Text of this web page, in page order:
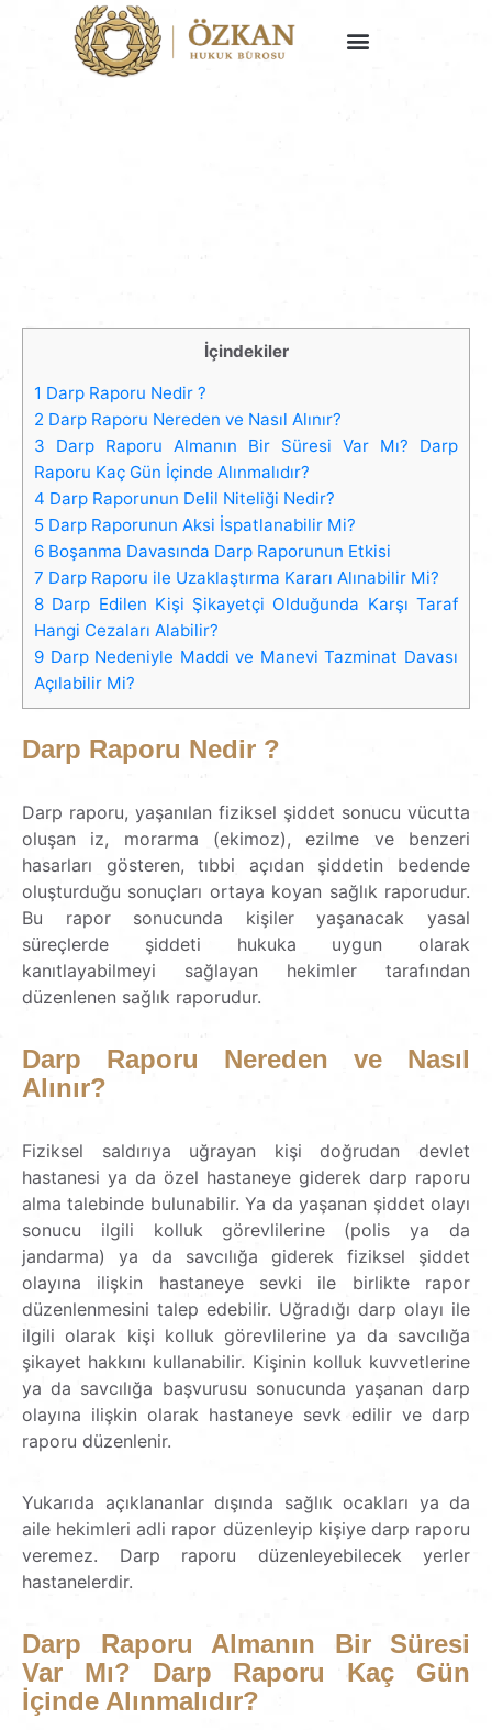
İçindekiler
1 Darp Raporu Nedir ?
2 Darp Raporu Nereden ve Nasıl Alınır?
3 Darp Raporu Almanın Bir Süresi Var Mı? Darp
Raporu Kaç Gün İçinde Alınmalıdır?
4 Darp Raporunun Delil Niteliği Nedir?
5 Darp Raporunun Aksi İspatlanabilir Mi?
6 Boşanma Davasında Darp Raporunun Etkisi
7 Darp Raporu ile Uzaklaştırma Kararı Alınabilir Mi?
8 Darp Edilen Kişi Şikayetçi Olduğunda Karşı Taraf
Hangi Cezaları Alabilir?
9 Darp Nedeniyle Maddi ve Manevi Tazminat Davası
Açılabilir Mi?
Darp Raporu Nedir ?
Darp raporu, yaşanılan fiziksel şiddet sonucu vücutta
oluşan iz, morarma (ekimoz), ezilme ve benzeri
hasarları gösteren, tıbbi açıdan şiddetin bedende
oluşturduğu sonuçları ortaya koyan sağlık raporudur.
Bu rapor sonucunda kişiler yaşanacak yasal
süreçlerde şiddeti hukuka uygun olarak
kanıtlayabilmeyi sağlayan hekimler tarafından
düzenlenen sağlık raporudur.
Darp Raporu Nereden ve
Nasıl
Alınır?
Fiziksel saldırıya uğrayan kişi doğrudan devlet
hastanesi ya da özel hastaneye giderek darp raporu
alma talebinde bulunabilir. Ya da yaşanan şiddet olayı
sonucu ilgili kolluk görevlilerine (polis ya da
jandarma) ya da savcılığa giderek fiziksel şiddet
olayına ilişkin hastaneye sevki ile birlikte rapor
düzenlenmesini talep edebilir. Uğradığı darp olayı ile
ilgili olarak kişi kolluk görevlilerine ya da savcılığa
şikayet hakkını kullanabilir. Kişinin kolluk kuvvetlerine
ya da savcılığa başvurusu sonucunda yaşanan darp
olayına ilişkin olarak hastaneye sevk edilir ve darp
raporu düzenlenir.
Yukarıda açıklananlar dışında sağlık ocakları ya da
aile hekimleri adli rapor düzenleyip kişiye darp raporu
veremez. Darp raporu düzenleyebilecek yerler
hastanelerdir.
Darp Raporu Almanın Bir
Süresi
Var
Mı? Darp Raporu Kaç
Gün
İçinde Alınmalıdır?